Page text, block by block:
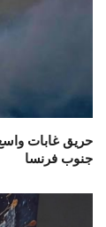
حريق غابات
جنوب فرنسا